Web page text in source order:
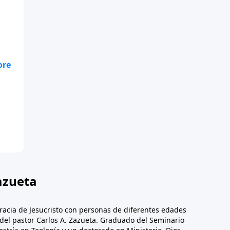
de Jesucristo con personas de diferentes edades
pastor Carlos A. Zazueta. Graduado del Seminario